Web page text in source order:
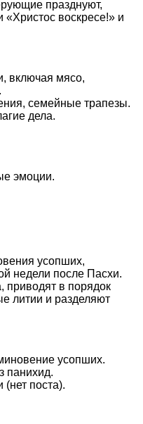
празднуют,
«Христос воскресе!» и
включая мясо,
семейные трапезы.
дела.
эмоции.
усопших,
недели после Пасхи.
в порядок
литии и разделяют
усопших.
панихид.
поста).